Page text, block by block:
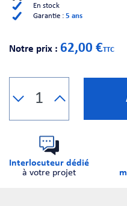
En stock
Garantie : 5 ans
Notre prix : 62,00 €TTC
Interlocuteur dédié
à votre projet